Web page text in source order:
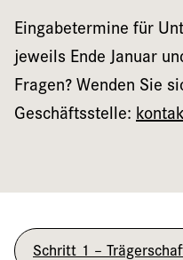
Eingabetermine für
jeweils Ende Januar
Fragen? Wenden Sie
Geschäftsstelle:
Schritt 1 –